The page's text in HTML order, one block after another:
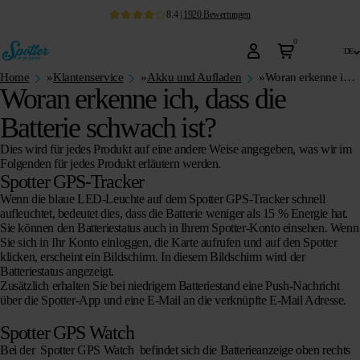
8.4| 1920 Bewertungen
0
de
Home »Klantenservice »Akku und Aufladen » Woran erkenne ich, dass die Batterie schwach ist?
Woran erkenne ich, dass die
Batterie schwach ist?
Dies wird für jedes Produkt auf eine andere Weise angegeben, was wir im
Folgenden für jedes Produkt erläutern werden.
Spotter GPS-Tracker
Wenn die blaue LED-Leuchte auf dem Spotter GPS-Tracker schnell
aufleuchtet, bedeutet dies, dass die Batterie weniger als 15 % Energie hat.
Sie können den Batteriestatus auch in Ihrem Spotter-Konto einsehen. Wenn
Sie sich in Ihr Konto einloggen, die Karte aufrufen und auf den Spotter
klicken, erscheint ein Bildschirm. In diesem Bildschirm wird der
Batteriestatus angezeigt.
Zusätzlich erhalten Sie bei niedrigem Batteriestand eine Push-Nachricht
über die Spotter-App und eine E-Mail an die verknüpfte E-Mail Adresse.
Spotter GPS Watch
Bei der Spotter GPS Watch befindet sich die Batterieanzeige oben rechts